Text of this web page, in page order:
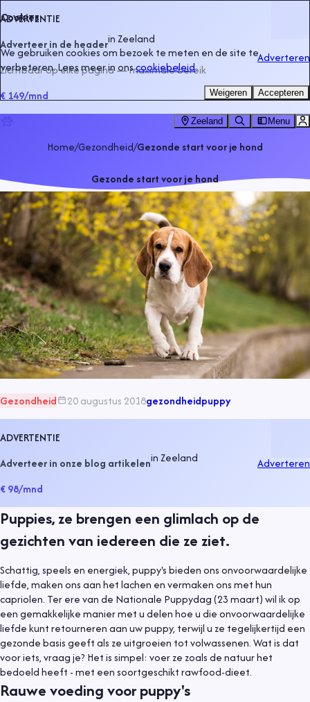
ADVERTENTIE
Adverteer in de headerinZeeland
Zichtbaar op elke pagina — maximale bereik
€ 149/mnd
Adverteren
Zeeland Menu
Home/Gezondheid/Gezonde start voor je hond
Gezonde start voor je hond
Gezondheid 20 augustus 2018gezondheidpuppy
ADVERTENTIE
Adverteer in onze blog artikeleninZeeland
€ 98/mnd
Adverteren
Puppies, ze brengen een glimlach op de
gezichten van iedereen die ze ziet.
Schattig, speels en energiek, puppy's bieden ons onvoorwaardelijke
liefde, maken ons aan het lachen en vermaken ons met hun
capriolen. Ter ere van de Nationale Puppydag (23 maart) wil ik op
een gemakkelijke manier met u delen hoe u die onvoorwaardelijke
liefde kunt retourneren aan uw puppy, terwijl u ze tegelijkertijd een
gezonde basis geeft als ze uitgroeien tot volwassenen. Wat is dat
voor iets, vraag je? Het is simpel: voer ze zoals de natuur het
bedoeld heeft - met een soortgeschikt rawfood-dieet.
Rauwe voeding voor puppy's
Cookies
We gebruiken cookies om bezoek te meten en de site te
verbeteren. Lees meer in onscookiebeleid.
Weigeren Accepteren